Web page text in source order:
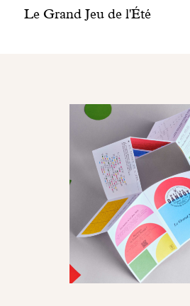
Le Grand Jeu de l'Été